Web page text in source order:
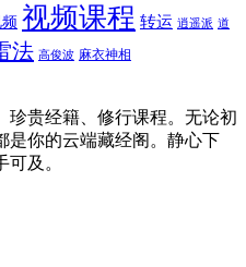
视频课程 转运 逍遥派 道
法 高俊波 麻衣神相
珍贵经籍、修行课程。无论初
是你的云端藏经阁。静心下
及。